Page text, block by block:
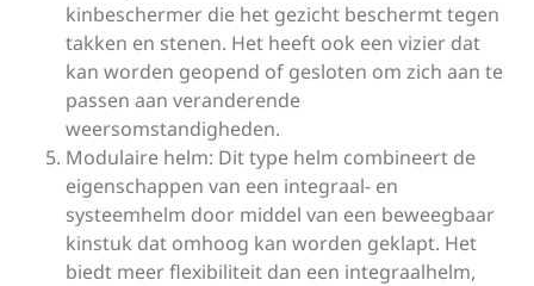
kinbeschermer die het gezicht beschermt tegen
takken en stenen. Het heeft ook een vizier dat
kan worden geopend of gesloten om zich aan te
passen aan veranderende
weersomstandigheden.
Modulaire helm: Dit type helm combineert de
eigenschappen van een integraal- en
systeemhelm door middel van een beweegbaar
kinstuk dat omhoog kan worden geklapt. Het
biedt meer flexibiliteit dan een integraalhelm,